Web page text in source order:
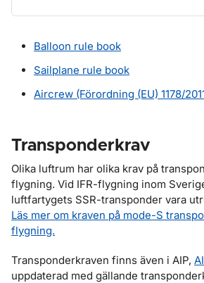
Balloon rule book
Sailplane rule book
Aircrew (Förordning (EU) 1178/
Transponderkrav
Olika luftrum har olika krav på
flygning. Vid IFR-flygning inom
luftfartygets SSR-transponder vara
Läs mer om kraven på mode-S
flygning.
Transponderkraven finns även i AIP,
uppdaterad med gällande